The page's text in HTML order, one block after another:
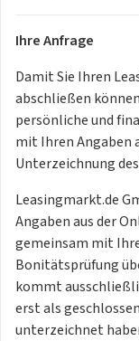
Ihre Anfrage
Damit Sie Ihren
abschließen
persönliche und
mit Ihren Angaben
Unterzeichnung
Leasingmarkt.de
Angaben aus der
gemeinsam mit
Bonitätsprüfung
kommt
erst als
unterzeichnet